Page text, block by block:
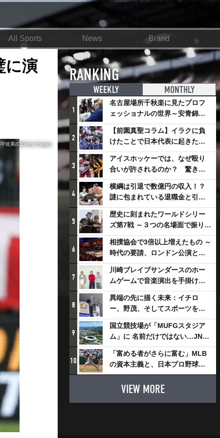
All Sports News Brand
に演
佐美(C)Getty Images
RANKING
WEEKLY MONTHLY
1
名古屋場所千秋楽に見たプロフ
ェッショナルの世界～安青錦の
優勝を巡るさまざまなドラマ
2
【前園真聖コラム】イラクに負
けたことで日本代表に起きたプ
ラスとは
3
アイスホッケーでは、なぜ殴り
合いが許されるのか？ 驚きの
「ファイティング」ルールにつ
いて
4
横綱は引退で数億円の収入！？
謎に包まれている退職金と引退
相撲興行
5
歴史に刻まれたワールドシリー
ズ第7戦 ～３つの名場面で振り返
る～
6
相撲協会で3倍以上増えたもの ～
時代の要請、ロンドン公演と古
式大相撲
7
川崎ブレイブサンダースのホー
ムゲームで音楽演出を手掛ける
スチャダラパーが川崎新！アリ
ーナシティ・プロジェクトを語
る 「楽しみでしかないでしょ。
川崎は、ずっと成長曲線だか
ら」
8
異端の先に描く未来：イチロ
ー、野茂、そしてスポーツを支
える科学界の挑戦
9
国立競技場が「MUFGスタジア
ム」に 名前だけではない…JNSE
とMUFGが“共創”し描く地域活
性化・社会価値創造の近未来図
とは
10
「富める者がさらに富む」MLB
の資本主義と、日本プロ野球が
踏み出せない一歩
VIEW MORE